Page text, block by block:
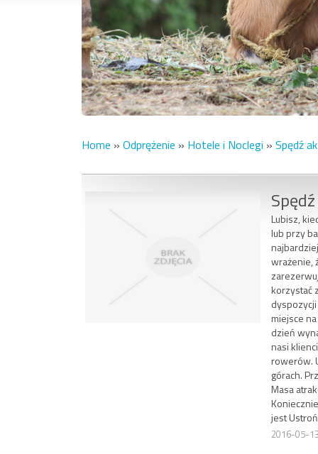
Home » Odprężenie » Hotele i Noclegi » Spędź
Lubisz,
lub przy
wrażenie,
korzystać
miejsce
dzień
nasi
rowerów.
górach.
Masa
jest
2016-05-